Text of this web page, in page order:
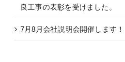
良工事の表彰を受けました。
7月8月会社説明会開催します！